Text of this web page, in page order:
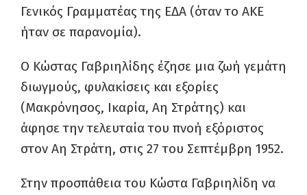
Γενικός Γραμματέας της ΕΔΑ (όταν το ΑΚΕ
ήταν σε παρανομία).
Ο Κώστας Γαβριηλίδης έζησε μια ζωή γεμάτη
διωγμούς, φυλακίσεις και εξορίες
(Μακρόνησος, Ικαρία, Αη Στράτης) και
άφησε την τελευταία του πνοή εξόριστος
στον Αη Στράτη, στις 27 του Σεπτέμβρη 1952.
Στην προσπάθεια του Κώστα Γαβριηλίδη να